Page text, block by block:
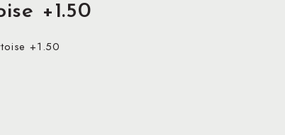
+1.50
+1.50